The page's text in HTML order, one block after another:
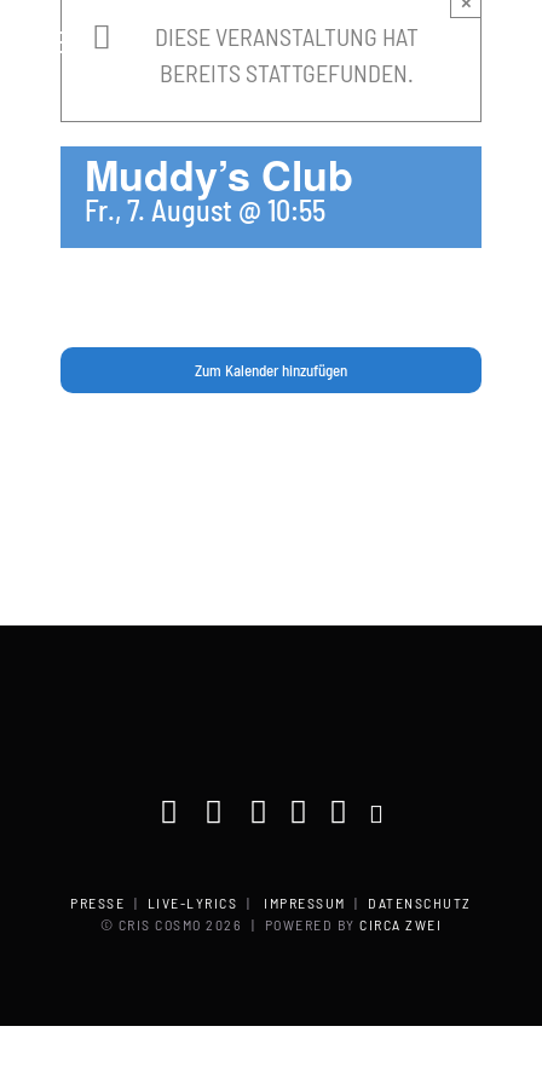
DIESE VERANSTALTUNG HAT
BEREITS STATTGEFUNDEN.
Muddy’s Club
Fr., 7. August @ 10:55
Zum Kalender hinzufügen
PRESSE | LIVE-LYRICS | IMPRESSUM | DATENSCHUTZ
© CRIS COSMO2026 | POWERED BYCIRCA ZWEI